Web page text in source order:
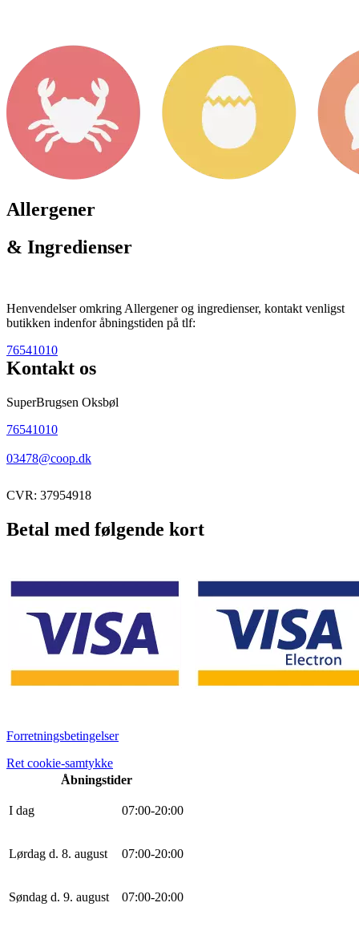
Allergener
& Ingredienser
Henvendelser omkring Allergener og ingredienser, kontakt venligst
butikken indenfor åbningstiden på tlf:
76541010
Kontakt os
SuperBrugsen Oksbøl
76541010
03478@coop.dk
CVR: 37954918
Betal med følgende kort
Forretningsbetingelser
Ret cookie-samtykke
Åbningstider
I dag 07:00-20:00
Lørdag d. 8. august 07:00-20:00
Søndag d. 9. august 07:00-20:00